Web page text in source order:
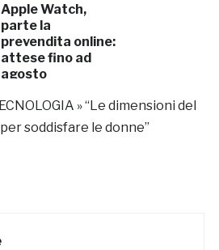
Apple Watch,
parte la
prevendita online:
attese fino ad
agosto
»“Le dimensioni del
soddisfare le donne”